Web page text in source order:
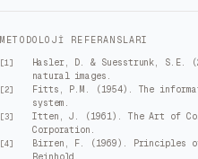
METODOLOJI REFERANSLARI
[1]
Hasler, D. & Suesstrunk, S.E.
natural images.
[2]
Fitts, P.M. (1954). The
system.
[3]
Itten, J. (1961). The Art of
Corporation.
[4]
Birren, F. (1969). Principles